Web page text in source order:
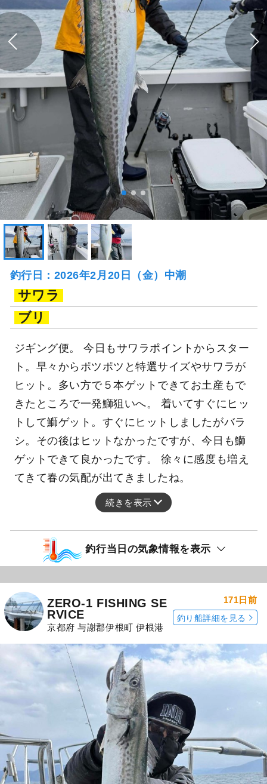
釣行日：2026年2月20日（金）中潮
サワラ
ブリ
ジギング便。 今日もサワラポイントからスター
ト。早々からポツポツと特選サイズやサワラが
ヒット。多い方で５本ゲットできてお土産もで
きたところで一発鰤狙いへ。 着いてすぐにヒッ
トして鰤ゲット。すぐにヒットしましたがバラ
シ。その後はヒットなかったですが、今日も鰤
ゲットできて良かったです。 徐々に感度も増え
てきて春の気配が出てきましたね。
続きを表示
釣行当日の気象情報を表示
ZERO-1 FISHING SE
RVICE
京都府 与謝郡伊根町 伊根港
171日前
釣り船詳細を見る